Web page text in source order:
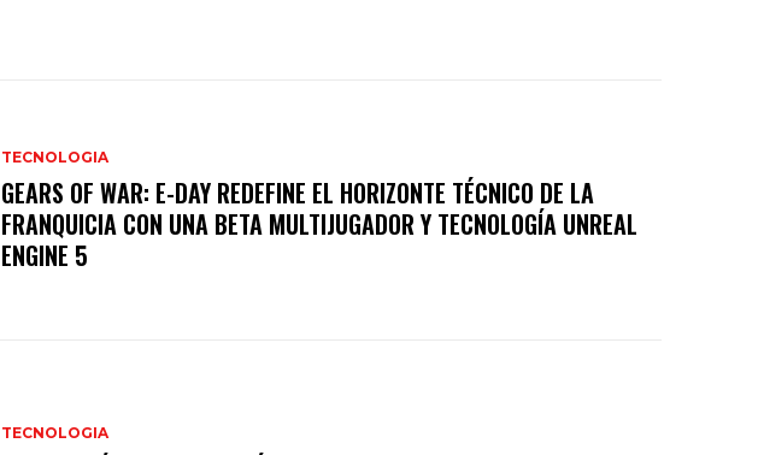
TECNOLOGIA
GEARS OF WAR: E-DAY REDEFINE EL HORIZONTE TÉCNICO DE LA
FRANQUICIA CON UNA BETA MULTIJUGADOR Y TECNOLOGÍA UNREAL
ENGINE 5
TECNOLOGIA